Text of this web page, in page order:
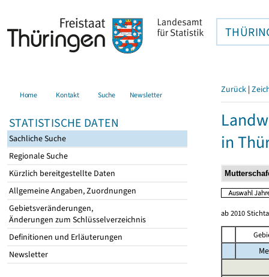
Home Kontakt Suche Newsletter
STATISTISCHE DATEN
Sachliche Suche
Regionale Suche
Kürzlich bereitgestellte Daten
Allgemeine Angaben, Zuordnungen
Gebietsveränderungen,
Änderungen zum Schlüsselverzeichnis
Definitionen und Erläuterungen
Newsletter
Zurück |
in
ab 2010